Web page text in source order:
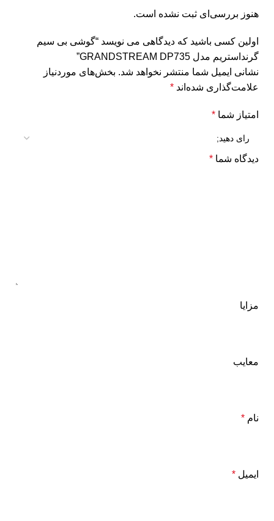
هنوز بررسی‌ای ثبت نشده است.
اولین کسی باشید که دیدگاهی می نویسد “گوشی بی سیم
گرنداستریم مدل GRANDSTREAM DP735”
نشانی ایمیل شما منتشر نخواهد شد. بخش‌های موردنیاز
علامت‌گذاری شده‌اند *
امتیاز شما *
دیدگاه شما *
مزایا
معایب
نام *
ایمیل *